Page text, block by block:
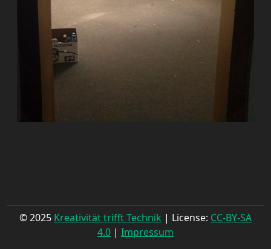
© 2025 Kreativität trifft Technik | License: CC-BY-SA
4.0 | Impressum